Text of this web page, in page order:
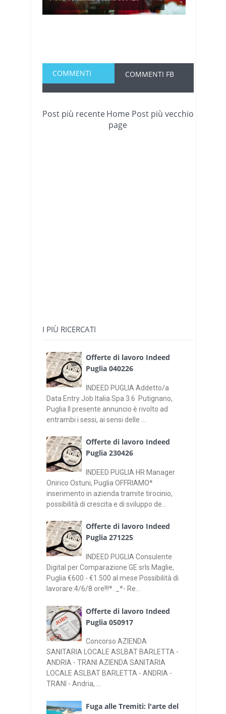
COMMENTI COMMENTI FB
Post più recente Post più vecchio
Home
page
I PIÙ RICERCATI
Offerte di lavoro Indeed
Puglia 040226
INDEED PUGLIA Addetto/a
Data Entry Job Italia Spa 3.6 Putignano,
Puglia Il presente annuncio è rivolto ad
entrambi i sessi, ai sensi delle ...
Offerte di lavoro Indeed
Puglia 230426
INDEED PUGLIA HR Manager
Onirico Ostuni, Puglia OFFRIAMO*
inserimento in azienda tramite tirocinio,
possibilità di crescita e di sviluppo de...
Offerte di lavoro Indeed
Puglia 271225
INDEED PUGLIA Consulente
Digital per Comparazione GE srls Maglie,
Puglia €600 - €1.500 al mese Possibilità di
lavorare:4/6/8 ore!!!*. _*- Re...
Offerte di lavoro Indeed
Puglia 050917
Concorso AZIENDA
SANITARIA LOCALE ASLBAT BARLETTA -
ANDRIA - TRANI AZIENDA SANITARIA
LOCALE ASLBAT BARLETTA - ANDRIA -
TRANI - Andria, ...
Fuga alle Tremiti: l'arte del